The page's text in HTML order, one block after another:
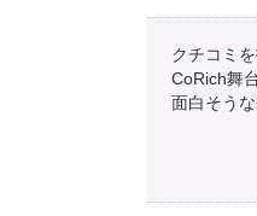
クチコミ
CoRich舞
面白そう